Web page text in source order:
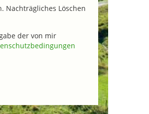
Nachträgliches Löschen
der von mir